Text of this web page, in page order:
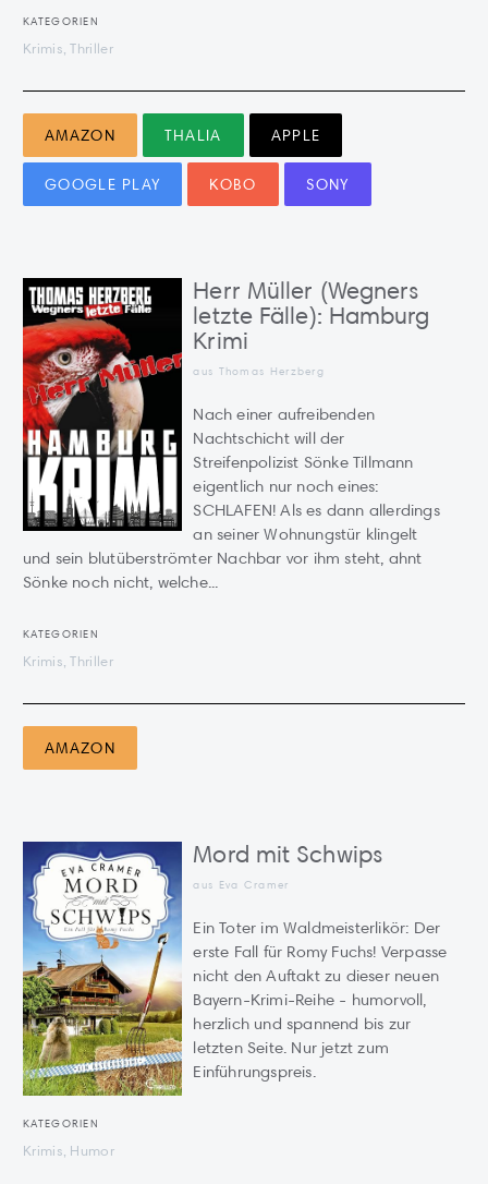
KATEGORIEN
Krimis, Thriller
AMAZON THALIA APPLE
GOOGLE PLAY KOBO SONY
Herr Müller (Wegners
letzte Fälle): Hamburg
Krimi
aus Thomas Herzberg
Nach einer aufreibenden
Nachtschicht will der
Streifenpolizist Sönke Tillmann
eigentlich nur noch eines:
SCHLAFEN! Als es dann allerdings
an seiner Wohnungstür klingelt
und sein blutüberströmter Nachbar vor ihm steht, ahnt
Sönke noch nicht, welche...
KATEGORIEN
Krimis, Thriller
AMAZON
Mord mit Schwips
aus Eva Cramer
Ein Toter im Waldmeisterlikör: Der
erste Fall für Romy Fuchs! Verpasse
nicht den Auftakt zu dieser neuen
Bayern-Krimi-Reihe - humorvoll,
herzlich und spannend bis zur
letzten Seite. Nur jetzt zum
Einführungspreis.
KATEGORIEN
Krimis, Humor